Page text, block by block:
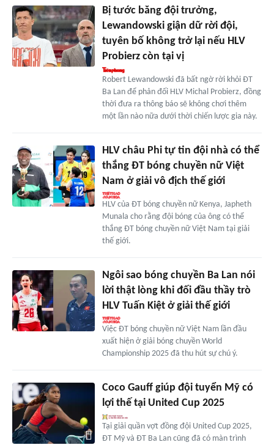
Bị tước băng đội trưởng,
Lewandowski giận dữ rời đội,
tuyên bố không trở lại nếu HLV
Probierz còn tại vị
Robert Lewandowski đã bất ngờ rời khỏi ĐT
Ba Lan để phản đối HLV Michal Probierz, đồng
thời đưa ra thông báo sẽ không chơi thêm
một lần nào nữa dưới thời chiến lược gia này.
HLV châu Phi tự tin đội nhà có thể
thắng ĐT bóng chuyền nữ Việt
Nam ở giải vô địch thế giới
HLV của ĐT bóng chuyền nữ Kenya, Japheth
Munala cho rằng đội bóng của ông có thể
thắng ĐT bóng chuyền nữ Việt Nam tại giải
thế giới.
Ngôi sao bóng chuyền Ba Lan nói
lời thật lòng khi đối đầu thầy trò
HLV Tuấn Kiệt ở giải thế giới
Việc ĐT bóng chuyền nữ Việt Nam lần đầu
xuất hiện ở giải bóng chuyền World
Championship 2025 đã thu hút sự chú ý.
Coco Gauff giúp đội tuyển Mỹ có
lợi thế tại United Cup 2025
Tại giải quần vợt đồng đội United Cup 2025,
ĐT Mỹ và ĐT Ba Lan cũng đã có màn trình